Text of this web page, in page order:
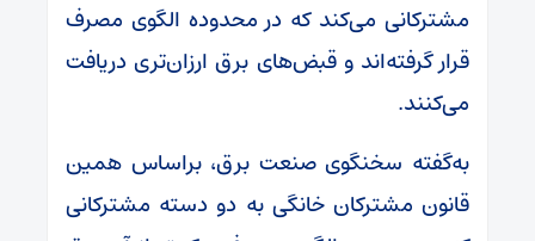
مشترکانی می‌کند که در محدوده الگوی مصرف
قرار گرفته‌اند و قبض‌های برق ارزان‌تری دریافت
می‌کنند.
به‌گفته سخنگوی صنعت برق، براساس همین
قانون مشترکان خانگی به دو دسته مشترکانی